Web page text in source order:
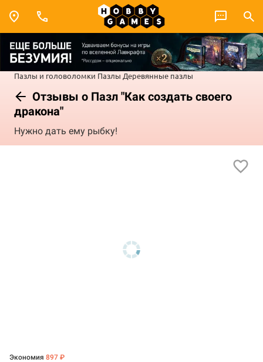
Пазлы и головоломки Пазлы Деревянные пазлы
Отзывы о Пазл "Как создать своего
дракона"
Нужно дать ему рыбку!
Экономия 897 ₽